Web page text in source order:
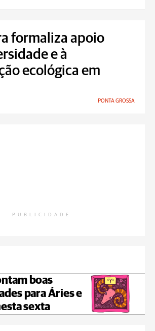
formaliza apoio
e à
ecológica em
PONTA GROSSA
PUBLICIDADE
boas
para Áries e
sexta